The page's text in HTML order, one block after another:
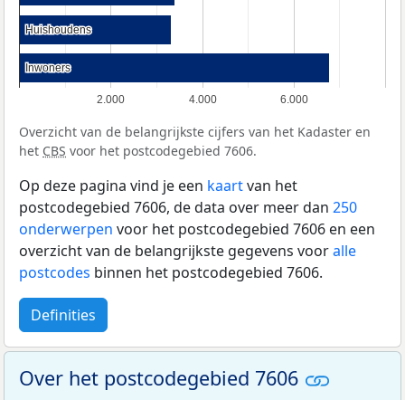
2.000 4.000 6.000
Huishoudens
Huishoudens
Inwoners
Inwoners
Overzicht van de belangrijkste cijfers van het Kadaster en
het CBS voor het postcodegebied 7606.
Op deze pagina vind je een kaartvan het
postcodegebied 7606, de data over meer dan 250
onderwerpen voor het postcodegebied 7606 en een
overzicht van de belangrijkste gegevens vooralle
postcodes binnen het postcodegebied 7606.
Definities
Over het postcodegebied 7606